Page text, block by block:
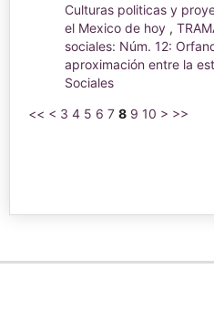
Culturas politicas y
el Mexico de hoy ,
sociales: Núm. 12:
aproximación entre la
Sociales
<< < 3 4 5 6 7 8 9 10 > >>